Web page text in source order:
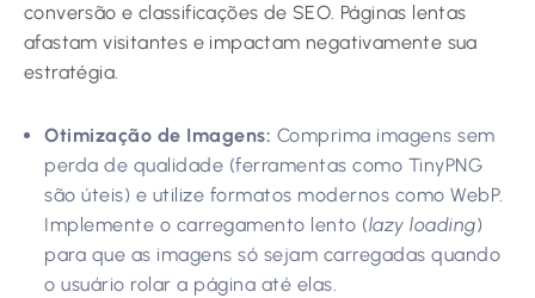
conversão e classificações de SEO. Páginas lentas
afastam visitantes e impactam negativamente sua
estratégia.
Otimização de Imagens: Comprima imagens sem
perda de qualidade (ferramentas como TinyPNG
são úteis) e utilize formatos modernos como WebP.
Implemente o carregamento lento (lazy loading)
para que as imagens só sejam carregadas quando
o usuário rolar a página até elas.